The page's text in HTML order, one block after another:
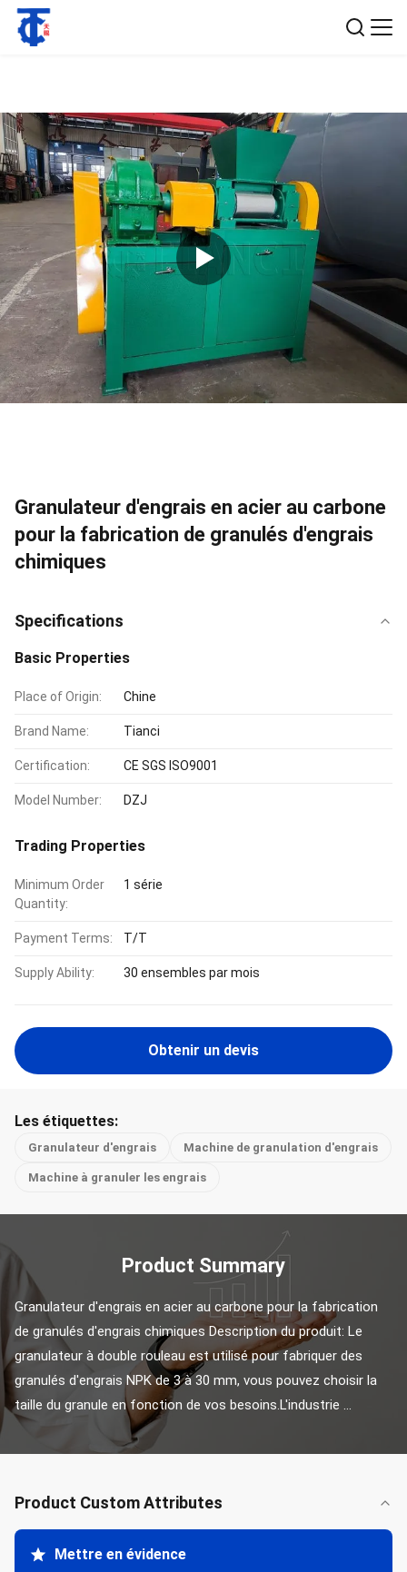
Granulateur d'engrais en acier au carbone
pour la fabrication de granulés d'engrais
chimiques
Specifications
Basic Properties
Place of Origin: Chine
Brand Name: Tianci
Certification: CE SGS ISO9001
Model Number: DZJ
Trading Properties
Minimum Order
Quantity:
1 série
Payment Terms: T/T
Supply Ability: 30 ensembles par mois
Obtenir un devis
Les étiquettes:
Granulateur d'engrais Machine de granulation d'engrais
Machine à granuler les engrais
Product Summary
Granulateur d'engrais en acier au carbone pour la fabrication
de granulés d'engrais chimiques Description du produit: Le
granulateur à double rouleau est utilisé pour fabriquer des
granulés d'engrais NPK de 3 à 30 mm, vous pouvez choisir la
taille du granule en fonction de vos besoins.L'industrie ...
Product Custom Attributes
Mettre en évidence